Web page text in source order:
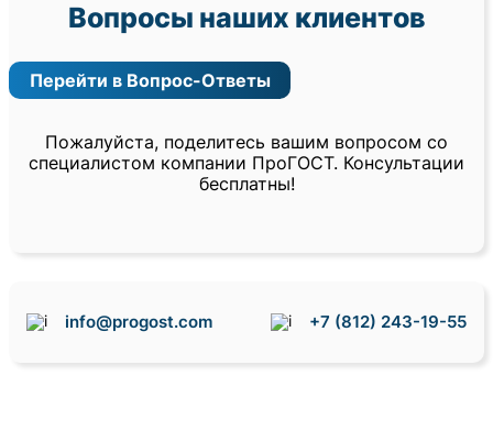
Вопросы наших клиентов
Перейти в Вопрос-Ответы
Пожалуйста, поделитесь вашим вопросом со
специалистом компании ПроГОСТ. Консультации
бесплатны!
info@progost.com +7 (812) 243-19-55